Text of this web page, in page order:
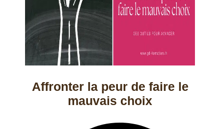
Affronter la peur de faire le
mauvais choix